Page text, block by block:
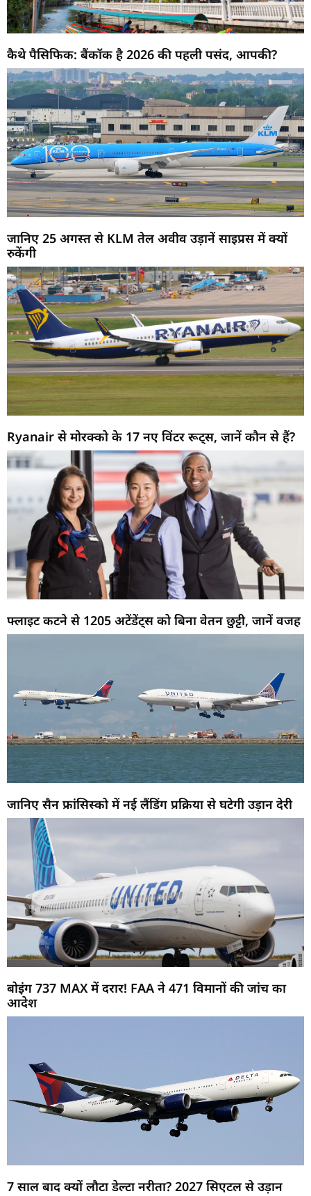
कैथे पैसिफिक: बैंकॉक है 2026 की पहली पसंद, आपकी?
जानिए 25 अगस्त से KLM तेल अवीव उड़ानें साइप्रस में क्यों
रुकेंगी
Ryanair से मोरक्को के 17 नए विंटर रूट्स, जानें कौन से हैं?
फ्लाइट कटने से 1205 अटेंडेंट्स को बिना वेतन छुट्टी, जानें वजह
जानिए सैन फ्रांसिस्को में नई लैंडिंग प्रक्रिया से घटेगी उड़ान देरी
बोइंग 737 MAX में दरार! FAA ने 471 विमानों की जांच का
आदेश
7 साल बाद क्यों लौटा डेल्टा नरीता? 2027 सिएटल से उड़ान